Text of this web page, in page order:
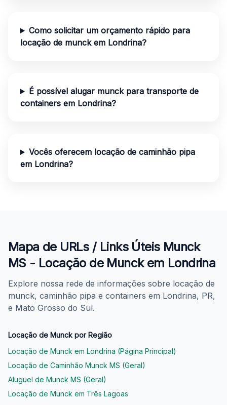
Como solicitar um orçamento rápido para
locação de munck em Londrina?
É possível alugar munck para transporte de
containers em Londrina?
Vocês oferecem locação de caminhão pipa
em Londrina?
Mapa de URLs / Links Úteis Munck
MS - Locação de Munck em Londrina
Explore nossa rede de informações sobre locação de
munck, caminhão pipa e containers em Londrina, PR,
e Mato Grosso do Sul.
Locação de Munck por Região
Locação de Munck em Londrina (Página Principal)
Locação de Caminhão Munck MS (Geral)
Aluguel de Munck MS (Geral)
Locação de Munck em Três Lagoas